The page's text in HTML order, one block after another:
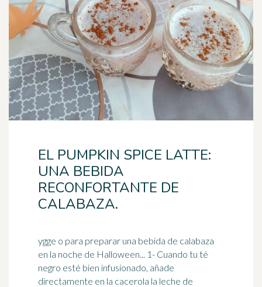
EL PUMPKIN SPICE LATTE:
UNA BEBIDA
RECONFORTANTE DE
CALABAZA.
ygge o para preparar una bebida de calabaza
en la noche de Halloween... 1- Cuando tu té
negro esté bien infusionado, añade
directamente en la cacerola la leche de